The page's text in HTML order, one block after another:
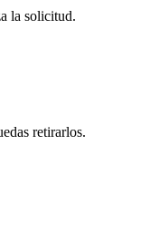
la solicitud.
retirarlos.